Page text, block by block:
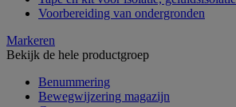
Voorbereiding van ondergronden
Markeren
Bekijk de hele productgroep
Benummering
Bewegwijzering magazijn